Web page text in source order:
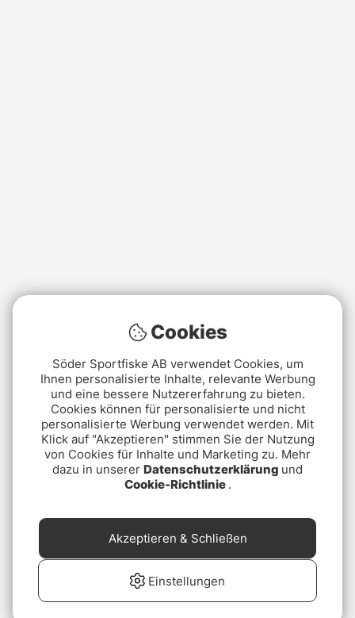
Cookies
Söder Sportfiske AB verwendet Cookies, um
Ihnen personalisierte Inhalte, relevante Werbung
und eine bessere Nutzererfahrung zu bieten.
Cookies können für personalisierte und nicht
personalisierte Werbung verwendet werden. Mit
Klick auf "Akzeptieren" stimmen Sie der Nutzung
von Cookies für Inhalte und Marketing zu. Mehr
dazu in unserer Datenschutzerklärung und
Cookie-Richtlinie .
Einstellungen
Akzeptieren & Schließen